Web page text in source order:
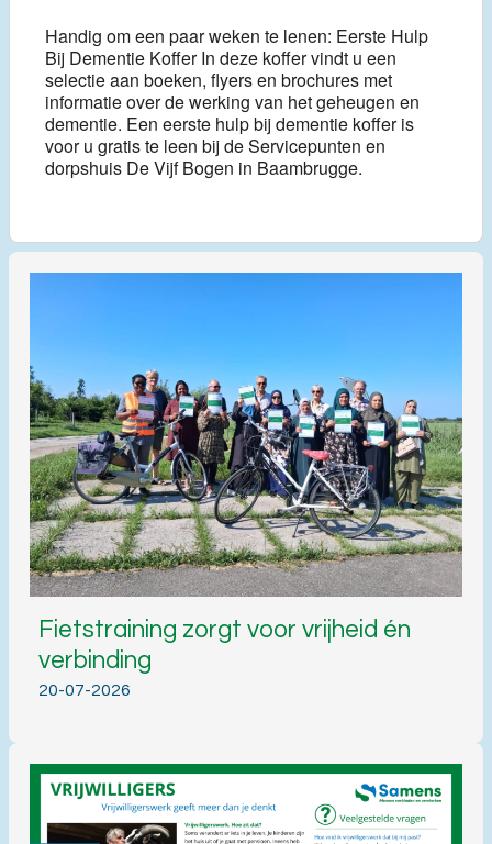
Handig om een paar weken te lenen: Eerste Hulp
Bij Dementie Koffer In deze koffer vindt u een
selectie aan boeken, flyers en brochures met
informatie over de werking van het geheugen en
dementie. Een eerste hulp bij dementie koffer is
voor u gratis te leen bij de Servicepunten en
dorpshuis De Vijf Bogen in Baambrugge.
Fietstraining zorgt voor vrijheid én
verbinding
20-07-2026